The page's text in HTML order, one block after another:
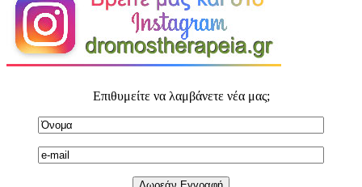
Επιθυμείτε να λαμβάνετε νέα μας;